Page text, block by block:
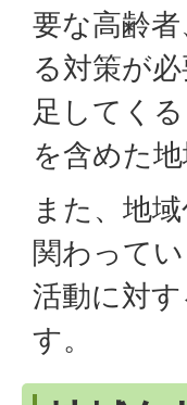
要な高齢
る対策が
足してく
を含めた
また、地
関わって
活動に対
す。